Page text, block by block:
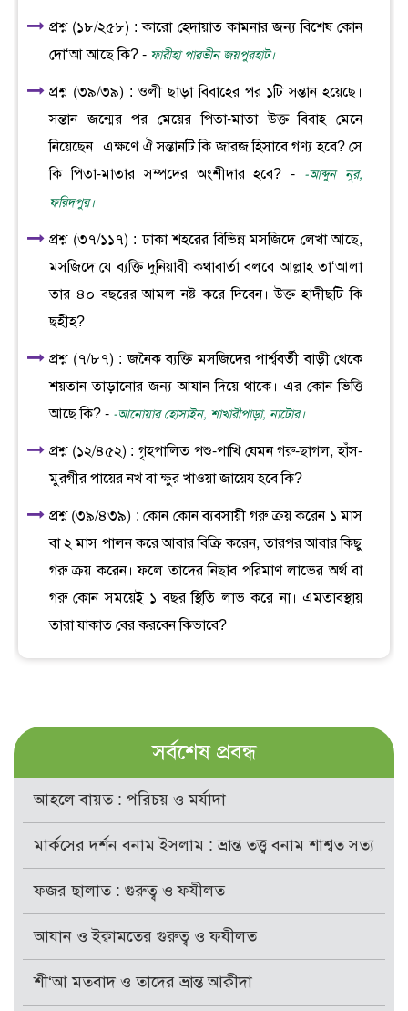
প্রশ্ন (১৮/২৫৮) : কারো হেদায়াত কামনার জন্য বিশেষ কোন
দো‘আ আছে কি? - ফারীহা পারভীন জয়পুরহাট।
প্রশ্ন (৩৯/৩৯) : ওলী ছাড়া বিবাহের পর ১টি সন্তান হয়েছে।
সন্তান জন্মের পর মেয়ের পিতা-মাতা উক্ত বিবাহ মেনে
নিয়েছেন। এক্ষণে ঐ সন্তানটি কি জারজ হিসাবে গণ্য হবে? সে
কি পিতা-মাতার সম্পদের অংশীদার হবে? -
-আব্দুন নূর,
ফরিদপুর।
প্রশ্ন (৩৭/১১৭) : ঢাকা শহরের বিভিন্ন মসজিদে লেখা আছে,
মসজিদে যে ব্যক্তি দুনিয়াবী কথাবার্তা বলবে আল্লাহ তা‘আলা
তার ৪০ বছরের আমল নষ্ট করে দিবেন। উক্ত হাদীছটি কি
ছহীহ?
প্রশ্ন (৭/৮৭) : জনৈক ব্যক্তি মসজিদের পার্শ্ববর্তী বাড়ী থেকে
শয়তান তাড়ানোর জন্য আযান দিয়ে থাকে। এর কোন ভিত্তি
আছে কি? - -আনোয়ার হোসাইন, শাখারীপাড়া, নাটোর।
প্রশ্ন (১২/৪৫২) : গৃহপালিত পশু-পাখি যেমন গরু-ছাগল, হাঁস-
মুরগীর পায়ের নখ বা ক্ষুর খাওয়া জায়েয হবে কি?
প্রশ্ন (৩৯/৪৩৯) : কোন কোন ব্যবসায়ী গরু ক্রয় করেন ১ মাস
বা ২ মাস পালন করে আবার বিক্রি করেন, তারপর আবার কিছু
গরু ক্রয় করেন। ফলে তাদের নিছাব পরিমাণ লাভের অর্থ বা
গরু কোন সময়েই ১ বছর স্থিতি লাভ করে না। এমতাবস্থায়
তারা যাকাত বের করবেন কিভাবে?
সর্বশেষ প্রবন্ধ
আহলে বায়ত : পরিচয় ও মর্যাদা
মার্কসের দর্শন বনাম ইসলাম : ভ্রান্ত তত্ত্ব বনাম শাশ্বত সত্য
ফজর ছালাত : গুরুত্ব ও ফযীলত
আযান ও ইক্বামতের গুরুত্ব ও ফযীলত
শী‘আ মতবাদ ও তাদের ভ্রান্ত আক্বীদা